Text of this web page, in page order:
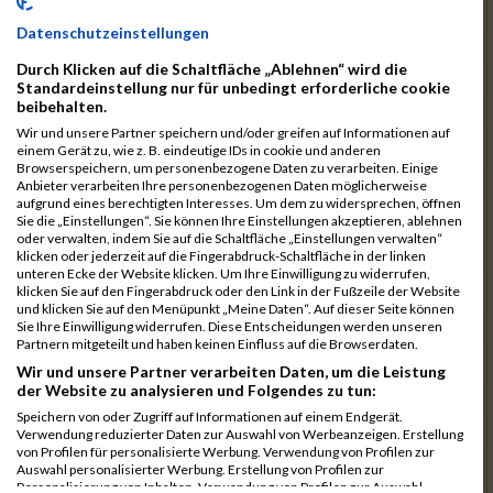
1100
1060
Tietjen
1122
Klause
00:43:40.2
1069
Wilhelmsen
1020
Krummacker
00:43:53.7
1025
Last
00:43:53.7
953
Wrage
00:43:54.9
924
Lange
00:43:55.4
1070
Witt
00:43:55.7
973
Brüsse
00:44:00.7
903
Fuchs
00:44:03.2
1108
Gorniak
00:44:12.9
938
Schönewolf
00:44:46.4
Datenschutzeinstellungen
Durch Klicken auf die Schaltfläche „Ablehnen“ wird die
Standardeinstellung nur für unbedingt erforderliche cookie
beibehalten.
Wir und unsere Partner speichern und/oder greifen auf Informationen auf
einem Gerät zu, wie z. B. eindeutige IDs in cookie und anderen
Browserspeichern, um personenbezogene Daten zu verarbeiten. Einige
Anbieter verarbeiten Ihre personenbezogenen Daten möglicherweise
aufgrund eines berechtigten Interesses. Um dem zu widersprechen, öffnen
Sie die „Einstellungen“. Sie können Ihre Einstellungen akzeptieren, ablehnen
oder verwalten, indem Sie auf die Schaltfläche „Einstellungen verwalten“
klicken oder jederzeit auf die Fingerabdruck-Schaltfläche in der linken
unteren Ecke der Website klicken. Um Ihre Einwilligung zu widerrufen,
klicken Sie auf den Fingerabdruck oder den Link in der Fußzeile der Website
und klicken Sie auf den Menüpunkt „Meine Daten“. Auf dieser Seite können
Sie Ihre Einwilligung widerrufen. Diese Entscheidungen werden unseren
Partnern mitgeteilt und haben keinen Einfluss auf die Browserdaten.
Wir und unsere Partner verarbeiten Daten, um die Leistung
der Website zu analysieren und Folgendes zu tun:
Speichern von oder Zugriff auf Informationen auf einem Endgerät.
Verwendung reduzierter Daten zur Auswahl von Werbeanzeigen. Erstellung
von Profilen für personalisierte Werbung. Verwendung von Profilen zur
Auswahl personalisierter Werbung. Erstellung von Profilen zur
Personalisierung von Inhalten. Verwendung von Profilen zur Auswahl